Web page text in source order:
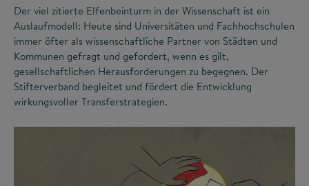
Der viel zitierte Elfenbeinturm in der Wissenschaft ist ein
Auslaufmodell: Heute sind Universitäten und Fachhochschulen
immer öfter als wissenschaftliche Partner von Städten und
Kommunen gefragt und gefordert, wenn es gilt,
gesellschaftlichen Herausforderungen zu begegnen. Der
Stifterverband begleitet und fördert die Entwicklung
wirkungsvoller Transferstrategien.